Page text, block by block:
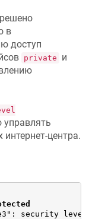
в
доступ
private
и
центра.
security level